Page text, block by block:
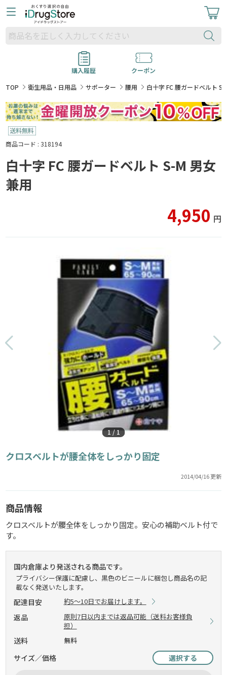
購入履歴
クーポン
TOP
衛生用品・日用品 サポーター 腰用 白十字 FC 腰ガードベルト
商品コード : 318194
白十字 FC 腰ガードベルト S-M 男女
兼用
4,950 円
1/1
クロスベルトが腰全体をしっかり固定
2014/04/16 更新
商品情報
クロスベルトが腰全体をしっかり固定。安心の補助ベルト付で
す。
国内倉庫より発送される商品です。
プライバシー保護に配慮し、黒色のビニールに梱包し商品名の記
載なく発送いたします。
配達目安 約5～10日でお届けします。
返品
原則7日以内までは返品可能（送料お客様負
担）
送料 無料
サイズ／価格 選択する